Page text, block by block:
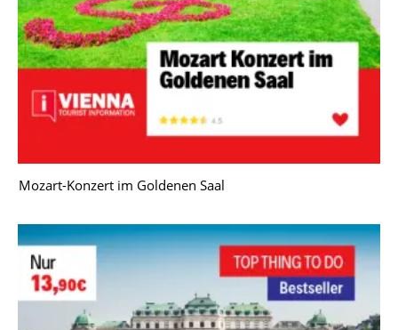
Mozart-Konzert im Goldenen Saal